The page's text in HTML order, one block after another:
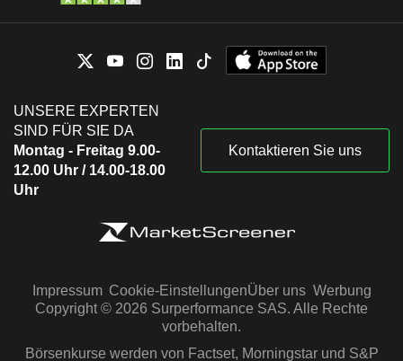
UNSERE EXPERTEN
SIND FÜR SIE DA
Montag - Freitag 9.00-
12.00 Uhr / 14.00-18.00
Uhr
Kontaktieren Sie uns
Impressum Cookie-EinstellungenÜber uns Werbung
Copyright © 2026 Surperformance SAS. Alle Rechte
vorbehalten.
Börsenkurse werden von Factset, Morningstar und S&P